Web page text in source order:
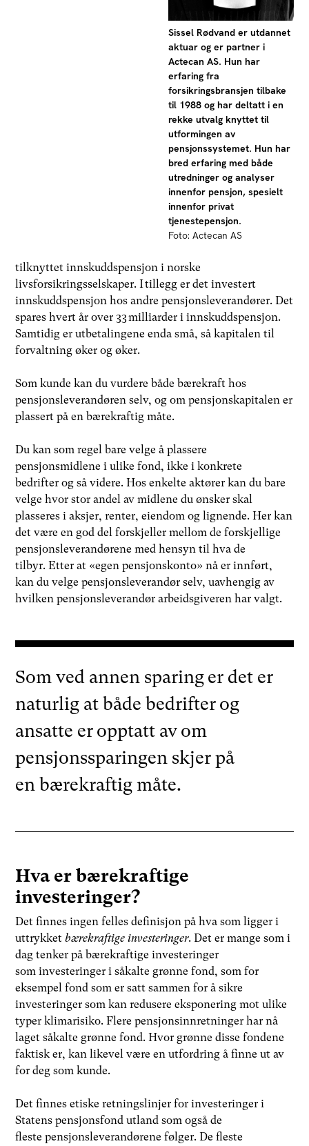
Sissel Rødvand er utdannet
aktuar og er partner i
Actecan AS. Hun har
erfaring fra
forsikringsbransjen tilbake
til 1988 og har deltatt i en
rekke utvalg knyttet til
utformingen av
pensjonssystemet. Hun har
bred erfaring med både
utredninger og analyser
innenfor pensjon, spesielt
innenfor privat
tjenestepensjon.
Foto: Actecan AS
tilknyttet innskuddspensjon i norske
livsforsikringsselskaper. I tillegg er det investert
innskuddspensjon hos andre pensjonsleverandører. Det
spares hvert år over 33 milliarder i innskuddspensjon.
Samtidig er utbetalingene enda små, så kapitalen til
forvaltning øker og øker.
Som kunde kan du vurdere både bærekraft hos
pensjonsleverandøren selv, og om pensjonskapitalen er
plassert på en bærekraftig måte.
Du kan som regel bare velge å plassere
pensjonsmidlene i ulike fond, ikke i konkrete
bedrifter og så videre. Hos enkelte aktører kan du bare
velge hvor stor andel av midlene du ønsker skal
plasseres i aksjer, renter, eiendom og lignende. Her kan
det være en god del forskjeller mellom de forskjellige
pensjonsleverandørene med hensyn til hva de
tilbyr. Etter at «egen pensjonskonto» nå er innført,
kan du velge pensjonsleverandør selv, uavhengig av
hvilken pensjonsleverandør arbeidsgiveren har valgt.
Som ved annen sparing er det er
naturlig at både bedrifter og
ansatte er opptatt av om
pensjonssparingen skjer på
en bærekraftig måte.
Hva er bærekraftige
investeringer?
Det finnes ingen felles definisjon på hva som ligger i
uttrykketbærekraftige investeringer. Det er mange som i
dag tenker på bærekraftige investeringer
som investeringer i såkalte grønne fond, som for
eksempel fond som er satt sammen for å sikre
investeringer som kan redusere eksponering mot ulike
typer klimarisiko. Flere pensjonsinnretninger har nå
laget såkalte grønne fond. Hvor grønne disse fondene
faktisk er, kan likevel være en utfordring å finne ut av
for deg som kunde.
Det finnes etiske retningslinjer for investeringer i
Statens pensjonsfond utland som også de
fleste pensjonsleverandørene følger. De fleste